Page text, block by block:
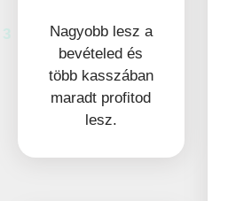
Nagyobb lesz a
bevételed és
több kasszában
maradt profitod
lesz.
3